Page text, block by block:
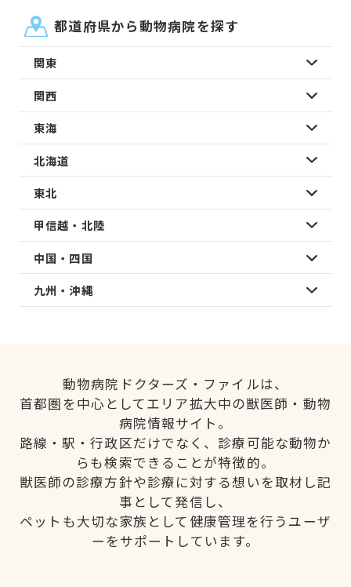
都道府県から動物病院を探す
関東
関西
東海
北海道
東北
甲信越・北陸
中国・四国
九州・沖縄
動物病院ドクターズ・ファイルは、
首都圏を中心としてエリア拡大中の獣医師・動物
病院情報サイト。
路線・駅・行政区だけでなく、診療可能な動物か
らも検索できることが特徴的。
獣医師の診療方針や診療に対する想いを取材し記
事として発信し、
ペットも大切な家族として健康管理を行うユーザ
ーをサポートしています。